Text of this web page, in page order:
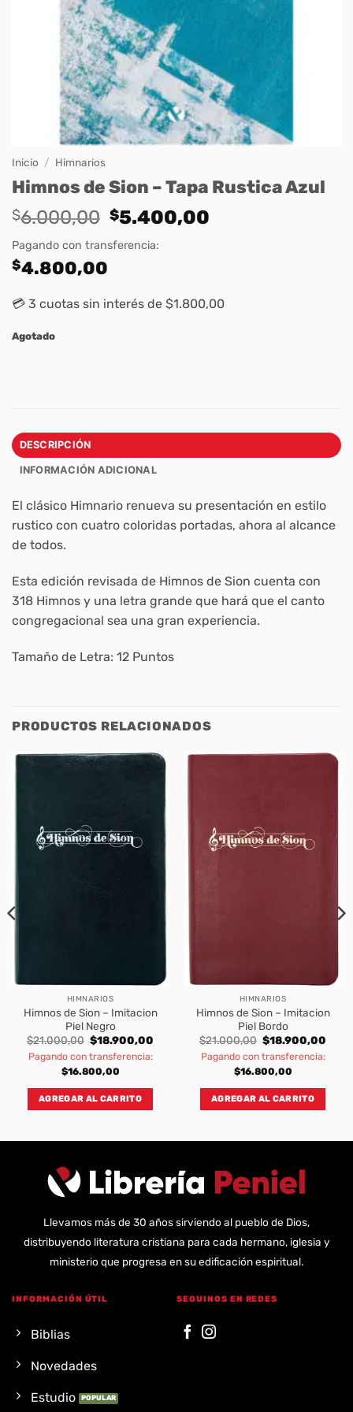
Inicio / Himnarios
Himnos de Sion – Tapa Rustica Azul
$6.000,00 Original
price
was:
$5.400,00
Pagando con transferencia:
$4.800,00
💳 3 cuotas sin interés de $1.800,00
Agotado
DESCRIPCIÓN
INFORMACIÓN ADICIONAL
El clásico Himnario renueva su presentación en estilo
rustico con cuatro coloridas portadas, ahora al alcance
de todos.
Esta edición revisada de Himnos de Sion cuenta con
318 Himnos y una letra grande que hará que el canto
congregacional sea una gran experiencia.
Tamaño de Letra: 12 Puntos
PRODUCTOS RELACIONADOS
HIMNARIOS
Himnos de Sion – Imitacion
Piel Negro
$21.000,00 Original
price
was:
$21.000,00.
$18.900,00
Pagando con transferencia:
$16.800,00
AGREGAR AL CARRITO
HIMNARIOS
Himnos de Sion – Imitacion
Piel Bordo
$21.000,00 Original
price
was:
$21.000,00.
$18.900,00
Pagando con transferencia:
$16.800,00
AGREGAR AL CARRITO
Llevamos más de 30 años sirviendo al pueblo de Dios,
distribuyendo literatura cristiana para cada hermano, iglesia y
ministerio que progresa en su edificación espiritual.
INFORMACIÓN ÚTIL
Biblias
Novedades
Estudio
SEGUINOS EN REDES